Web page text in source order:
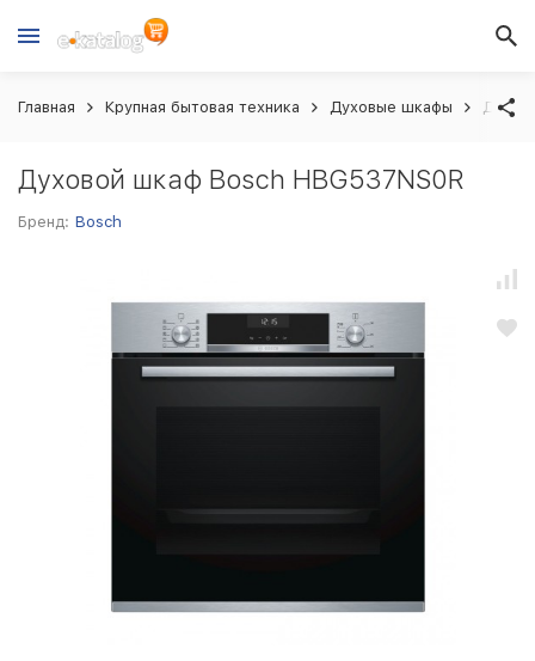
Главная Крупная бытовая техника Духовые шкафы
Духовой шкаф Bosch HBG537NS0R
Бренд: Bosch